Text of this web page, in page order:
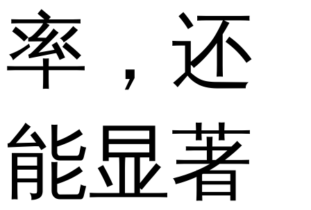
率，还
能显著